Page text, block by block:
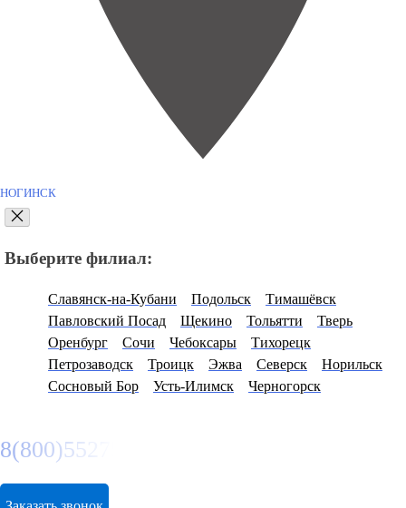
НОГИНСК
Выберите филиал:
Славянск-на-Кубани Подольск
Тимашёвск
Павловский Посад
Щекино Тольятти
Тверь
Оренбург
Сочи Чебоксары
Тихорецк
Петрозаводск
Троицк Эжва Северск
Норильск
Сосновый Бор
Усть-Илимск Черногорск
8(800)5527584